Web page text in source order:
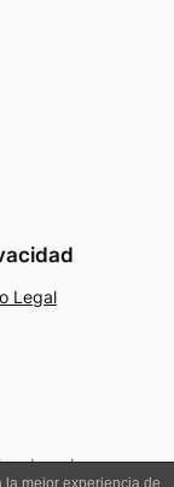
Legal
derechos
la mejor experiencia de